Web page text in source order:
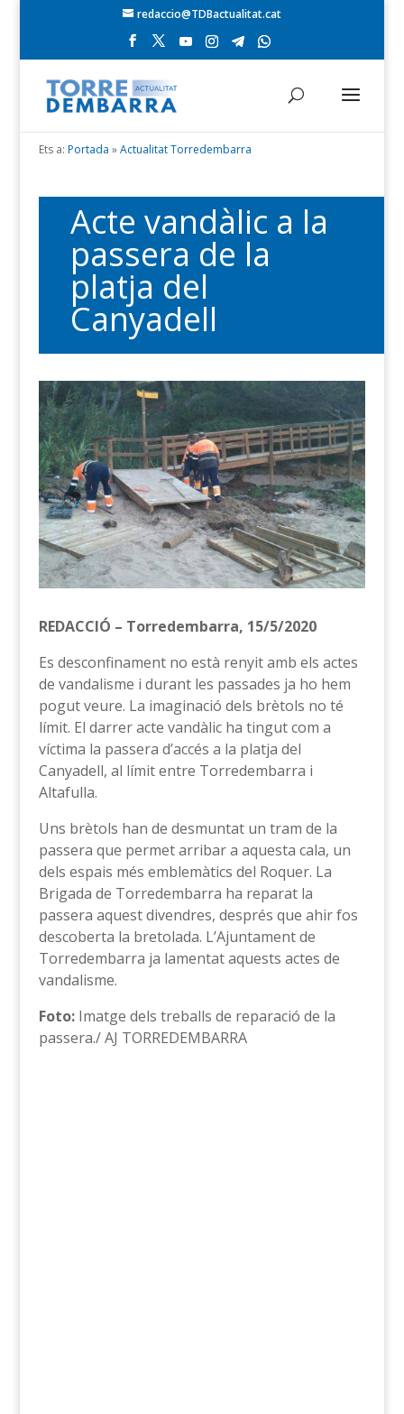
redaccio@TDBactualitat.cat
Ets a: Portada »Actualitat Torredembarra
Acte vandàlic a la
passera de la
platja del
Canyadell
REDACCIÓ – Torredembarra, 15/5/2020
Es desconfinament no està renyit amb els actes
de vandalisme i durant les passades ja ho hem
pogut veure. La imaginació dels brètols no té
límit. El darrer acte vandàlic ha tingut com a
víctima la passera d’accés a la platja del
Canyadell, al límit entre Torredembarra i
Altafulla.
Uns brètols han de desmuntat un tram de la
passera que permet arribar a aquesta cala, un
dels espais més emblemàtics del Roquer. La
Brigada de Torredembarra ha reparat la
passera aquest divendres, després que ahir fos
descoberta la bretolada. L’Ajuntament de
Torredembarra ja lamentat aquests actes de
vandalisme.
Foto:Imatge dels treballs de reparació de la
passera./ AJ TORREDEMBARRA